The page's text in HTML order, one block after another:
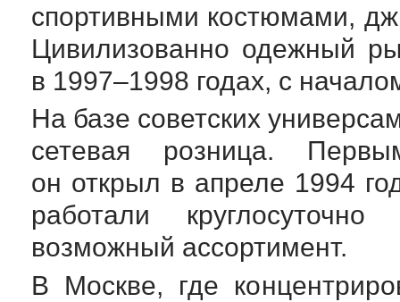
спортивными костюмами,
Цивилизованно одежный
в 1997–1998 годах, с
На базе советских
сетевая розница.
он открыл в апреле 1994
работали
возможный ассортимент.
В Москве, где